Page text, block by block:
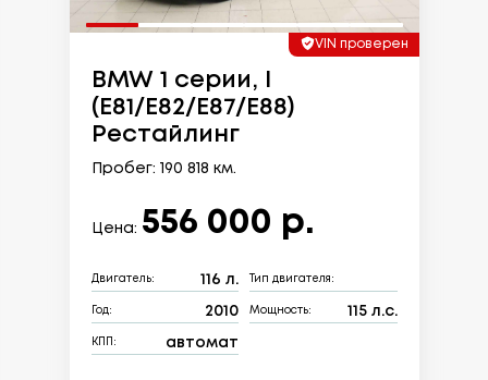
VIN проверен
BMW 1 серии, I
(E81/E82/E87/E88)
Рестайлинг
Пробег: 190 818 км.
Цена: 556 000 р.
Двигатель: 116 л. Тип двигателя:
Год: 2010 Мощность: 115 л.с.
КПП: автомат